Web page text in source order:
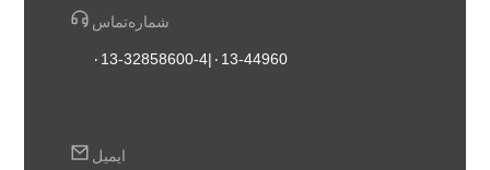
شماره تماس
۰13-44960 | ۰13-32858600-4
ایمیل